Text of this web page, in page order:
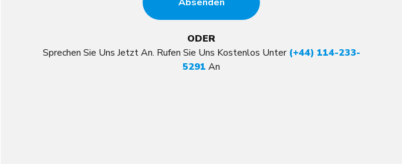
ODER
Sprechen Sie Uns Jetzt An. Rufen Sie Uns Kostenlos Unter (+44) 114-233-
5291 An